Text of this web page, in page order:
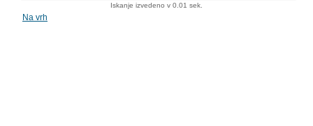
Iskanje izvedeno v 0.01 sek.
Na vrh